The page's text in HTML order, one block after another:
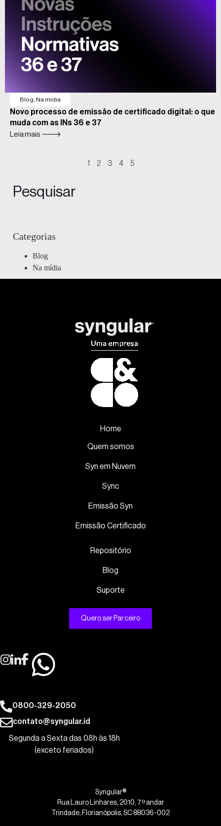
Blog Na mídia
Novo processo de emissão de certificado digital: o que
muda com as INs 36 e 37
Leia mais 🡒
1 2 3 4 5
Pesquisar
Categorias
Blog
Na mídia
Home
Quem somos
Syn em Nuvem
Sync
Emissão Syn
Emissão Certificado
Repositório
Blog
Suporte
Quero ser Parceiro
0800-329-2050
contato@syngular.id
Segunda a Sexta das 08h às 18h
(exceto feriados)
Syngular®
Rua Lauro Linhares, 2010, 7º andar
Trindade, Florianópolis, SC 88036-002